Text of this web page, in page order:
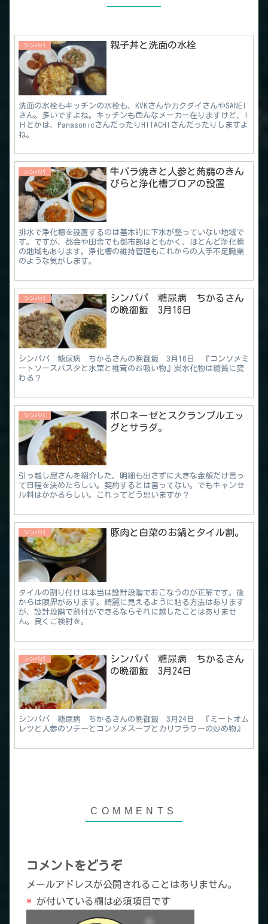
シンパパ 親子丼と洗面の水栓
洗面の水栓もキッチンの水栓も、KVKさんやカクダイさんやSANEI
さん。多いですよね。キッチンも色んなメーカー在りますけど、I
Ｈとかは、PanasonicさんだったりHITACHIさんだったりしますよ
ね。
シンパパ
牛バラ焼きと人参と蒟蒻のきん
ぴらと浄化槽ブロアの設置
排水で浄化槽を設置するのは基本的に下水が整っていない地域で
す。ですが、都会や田舎でも都市部はともかく、ほとんど浄化槽
の地域もあります。浄化槽の維持管理もこれからの人手不足職業
のような気がします。
シンパパ
シンパパ 糖尿病 ちかるさん
の晩御飯 3月16日
シンパパ 糖尿病 ちかるさんの晩御飯 3月16日 『コンソメミ
ートソースパスタと水菜と椎茸のお吸い物』炭水化物は糖質に変
わる？
シンパパ
ボロネーゼとスクランブルエッ
グとサラダ。
引っ越し屋さんを紹介した。明細も出さずに大きな金額だけ言っ
て日程を決めたらしい。契約するとは言ってない。でもキャンセ
ル料はかかるらしい。これってどう思いますか？
シンパパ 豚肉と白菜のお鍋とタイル割。
タイルの割り付けは本当は設計段階でおこなうのが正解です。後
からは限界があります。綺麗に見えるように貼る方法はあります
が、設計段階で割付ができるならそれに越したことはありませ
ん。良くご検討を。
シンパパ
シンパパ 糖尿病 ちかるさん
の晩御飯 3月24日
シンパパ 糖尿病 ちかるさんの晩御飯 3月24日 『ミートオム
レツと人参のソテーとコンソメスープとカリフラワーの炒め物』
コメントをどうぞ
メールアドレスが公開されることはありません。
* が付いている欄は必須項目です